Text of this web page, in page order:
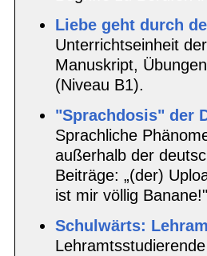
Liebe geht durch
Unterrichtseinheit
Manuskript,
(Niveau B1).
"Sprachdosis" der
Sprachliche
außerhalb der
Beiträge: „(der)
ist mir völlig
Schulwärts: